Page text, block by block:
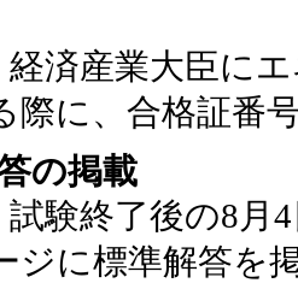
経済産業大臣に
際に、合格証番
の掲載
試験終了後の8
ジに標準解答を